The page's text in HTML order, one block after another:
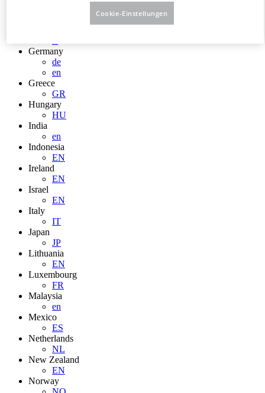
Germany
de
en
Greece
GR
Hungary
HU
India
en
Indonesia
EN
Ireland
EN
Israel
EN
Italy
IT
Japan
JP
Lithuania
EN
Luxembourg
FR
Malaysia
en
Mexico
ES
Netherlands
NL
New Zealand
EN
Norway
Cookie-Einstellungen